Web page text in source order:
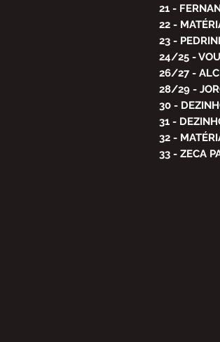
21 -
22 -
23 -
24/25 -
26/27 -
28/29 -
30 -
31 -
32 -
33 - ZECA